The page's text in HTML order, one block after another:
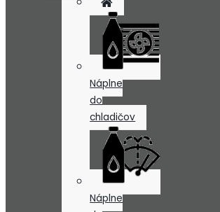
Náplne
do
chladičov
Náplne